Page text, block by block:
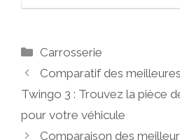
Catégories
Carrosserie
Comparatif des
Twingo 3 : Trouvez la pièce
pour votre véhicule
Comparaison des